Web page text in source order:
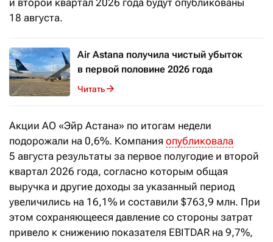
и второй квартал 2026 года будут опубликованы
18 августа.
Air Astana получила чистый убыток
в первой половине 2026 года
Читать
Акции АО «Эйр Астана» по итогам недели
подорожали на 0,6%. Компания опубликовала
5 августа результаты за первое полугодие и второй
квартал 2026 года, согласно которым общая
выручка и другие доходы за указанный период
увеличились на 16,1% и составили $763,9 млн. При
этом сохраняющееся давление со стороны затрат
привело к снижению показателя EBITDAR на 9,7%,